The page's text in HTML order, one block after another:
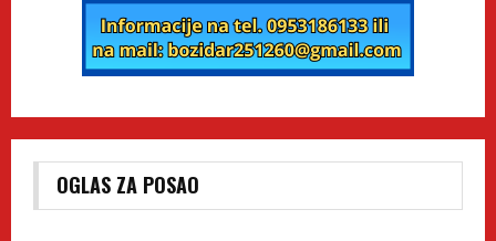
OGLAS ZA POSAO